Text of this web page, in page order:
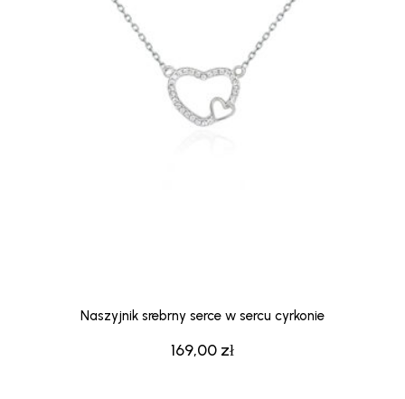
169,00 zł
Naszyjnik srebrny serce w sercu cyrkonie